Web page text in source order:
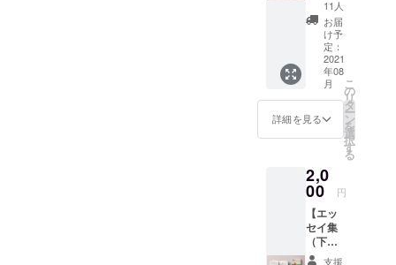
に、巻
末の
「ご支
援者一
覧」に
掲載し
ます。
■エッセ
イ集巻
希望し
ない場
合 その
旨備考
欄にご
入力く
ださ
のお名
前を掲
載しま
す。 ■
エッセ
イ集巻
末にお
名前の
掲載を
にお名
前をご
入力く
ださ
い。 記
載され
た表記
巻末に
お名前
掲載
（希望
者の
み）＋
ポスト
カード
セッ
ト】
イ集
（下
巻）を1
冊お届
けしま
す。 巻
末に掲
11人
お届
け予
定：
2021
年08
月
詳細を見る
こ
の
リ
タ
ー
ン
を
選
択
す
る
2,0
00 円
【エッ
セイ集
（下
巻）1冊
支援